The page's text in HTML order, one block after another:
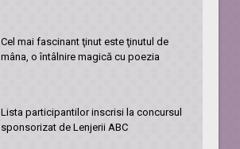
Cel mai fascinant ţinut este ţinutul de
mâna, o întâlnire magică cu poezia
Lista participantilor inscrisi la concursul
sponsorizat de Lenjerii ABC